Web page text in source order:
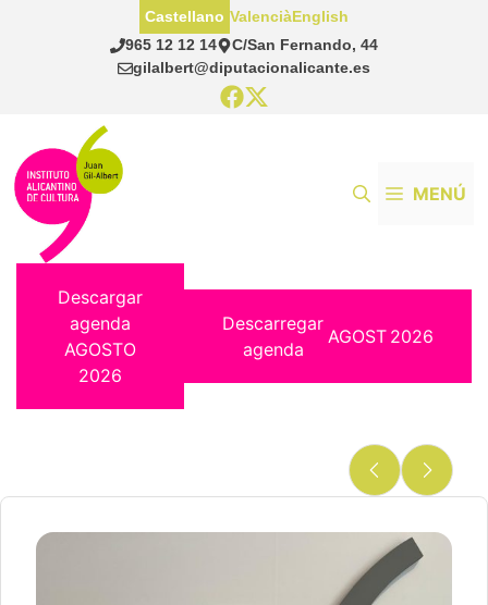
965 12 12 14
C/San Fernando, 44
gilalbert@diputacionalicante.es
Castellano ValenciàEnglish
MENÚ
Descargar
agenda
AGOSTO
2026
Descarregar
agenda
AGOST 2026